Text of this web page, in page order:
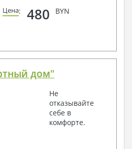
Цена: 480 BYN
дом"
Не
отказывайте
себе в
комфорте.